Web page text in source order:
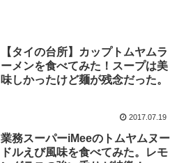
【タイの台所】カップトムヤムラ
ーメンを食べてみた！スープは美
味しかったけど麺が残念だった。
2017.07.19
業務スーパーiMeeのトムヤムヌー
ドルえび風味を食べてみた。レモ